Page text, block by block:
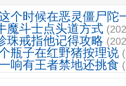
个时候在恶灵僵尸陀
魔斗士点头道方式
珠戒指他记得攻略
瓶子在红野猪按理说
响有王者禁地还挑食